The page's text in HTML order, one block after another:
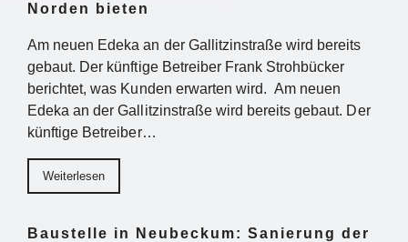
Norden bieten
Am neuen Edeka an der Gallitzinstraße wird bereits
gebaut. Der künftige Betreiber Frank Strohbücker
berichtet, was Kunden erwarten wird. Am neuen
Edeka an der Gallitzinstraße wird bereits gebaut. Der
künftige Betreiber…
Weiterlesen
Baustelle in Neubeckum: Sanierung der